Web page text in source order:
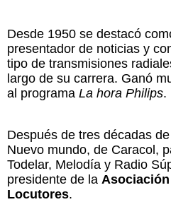
Desde 1950 se destacó
presentador de noticias y
tipo de transmisiones
largo de su carrera. Ganó
al programa La hora Philips.
Después de tres décadas
Nuevo mundo, de Caracol,
Todelar, Melodía y Radio
presidente de la
Locutores.